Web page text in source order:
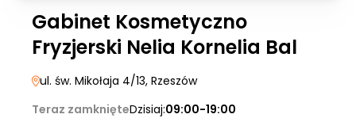
Gabinet Kosmetyczno
Fryzjerski Nelia Kornelia Bal
ul. św. Mikołaja 4/13, Rzeszów
Teraz zamknięteDzisiaj:09:00-19:00